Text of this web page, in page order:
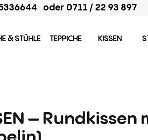
oder 0711 / 22 93 897
& STÜHLE TEPPICHE KISSEN
– Rundkissen